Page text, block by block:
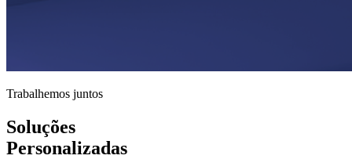
Trabalhemos juntos
Soluções
Personalizadas